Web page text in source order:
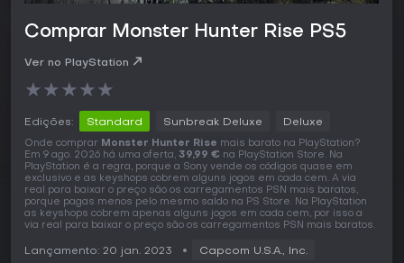
Comprar Monster Hunter Rise PS5
Ver no PlayStation
★★★★★
Edições: Standard Sunbreak Deluxe Deluxe
Onde comprar Monster Hunter Rise mais barato na PlayStation?
Em 9 ago. 2026 há uma oferta, 39,99 € na PlayStation Store. Na
PlayStation é a regra, porque a Sony vende os códigos quase em
exclusivo e as keyshops cobrem alguns jogos em cada cem. A via
real para baixar o preço são os carregamentos PSN mais baratos,
porque pagas menos pelo mesmo saldo na PS Store. Na PlayStation
as keyshops cobrem apenas alguns jogos em cada cem, por isso a
via real para baixar o preço são os carregamentos PSN mais baratos.
Lançamento: 20 jan. 2023 Capcom U.S.A., Inc.